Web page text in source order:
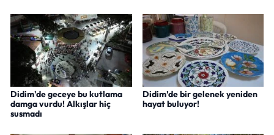
Didim'de geceye bu kutlama
damga vurdu! Alkışlar hiç
susmadı
Didim’de bir gelenek yeniden
hayat buluyor!